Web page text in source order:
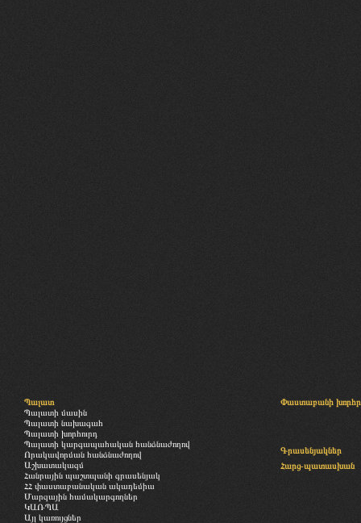
Պալատ
Պալատի մասին
Պալատի նախագահ
Պալատի խորհուրդ
Պալատի կարգապահական հանձնաժողով
Որակավորման հանձնաժողով
Աշխատակազմ
Հանրային պաշտպանի գրասենյակ
ՀՀ փաստաբանական ակադեմիա
Մարզային համակարգողներ
ԿԱՌՊԱ
Այլ կառույցներ
Փաստաբանի
Գրասենյակներ
Հարց-պատասխան